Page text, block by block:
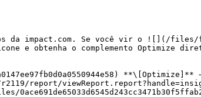
da impact.com. Se você vir o ![](/files/
e obtenha o complemento Optimize
report/